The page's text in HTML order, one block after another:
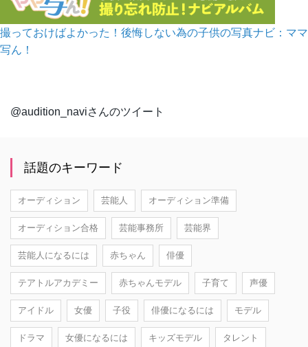
撮っておけばよかった！後悔しない為の子供の写真ナビ：ママ
写ん！
@audition_naviさんのツイート
話題のキーワード
オーディション 芸能人 オーディション準備
オーディション合格 芸能事務所 芸能界
芸能人になるには 赤ちゃん 俳優
テアトルアカデミー 赤ちゃんモデル 子育て 声優
アイドル 女優 子役 俳優になるには モデル
ドラマ 女優になるには キッズモデル タレント